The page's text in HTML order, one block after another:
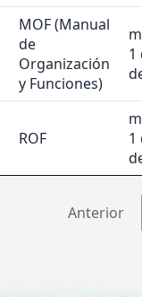
MOF (Manual
de
Organización
y Funciones)
1
ROF
1
Anterior